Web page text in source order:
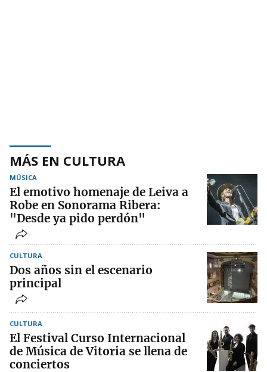
MÁS EN CULTURA
MÚSICA
El emotivo homenaje de Leiva a
Robe en Sonorama Ribera:
"Desde ya pido perdón"
CULTURA
Dos años sin el escenario
principal
CULTURA
El Festival Curso Internacional
de Música de Vitoria se llena de
conciertos